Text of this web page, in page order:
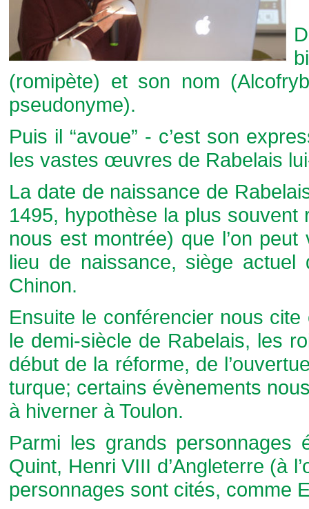
(romipète) et son nom
pseudonyme).
Puis il “avoue” - c’est son
les vastes œuvres de Rabelais
La date de naissance de
1495, hypothèse la plus souvent
nous est montrée) que l’on
lieu de naissance, siège actuel
Chinon.
Ensuite le conférencier nous
le demi-siècle de Rabelais, les
début de la réforme, de
turque; certains évènements
à hiverner à Toulon.
Parmi les grands personnages
Quint, Henri VIII d’Angleterre (à
personnages sont cités, comme